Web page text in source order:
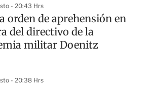
- 20:43 Hrs
orden de aprehensión en
del directivo de la
militar Doenitz
- 20:38 Hrs